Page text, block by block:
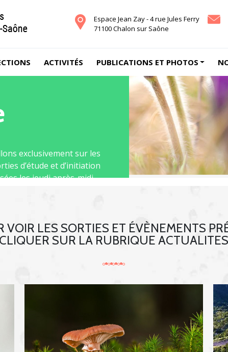
Espace Jean Zay - 4 rue Jules Ferry
71100 Chalon sur Saône
ACTIVITÉS PUBLICATIONS ET PHOTOS
sur les
et d’initiation
jeudi après-midi ...
VOIR LES SORTIES ET ÉVÈNEMENTS
CLIQUER SUR LA RUBRIQUE ACTUALITES